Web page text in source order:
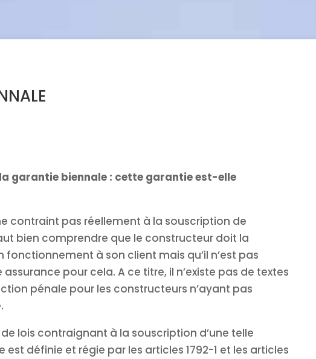
garantie biennale : cette garantie est-elle
contraint pas réellement à la souscription de
bien comprendre que le constructeur doit la
à son client mais qu’il n’est pas
pour cela. A ce titre, il n’existe pas de textes
pénale pour les constructeurs n’ayant pas
de lois contraignant à la souscription d’une telle
définie et régie par les articles 1792-1 et les articles